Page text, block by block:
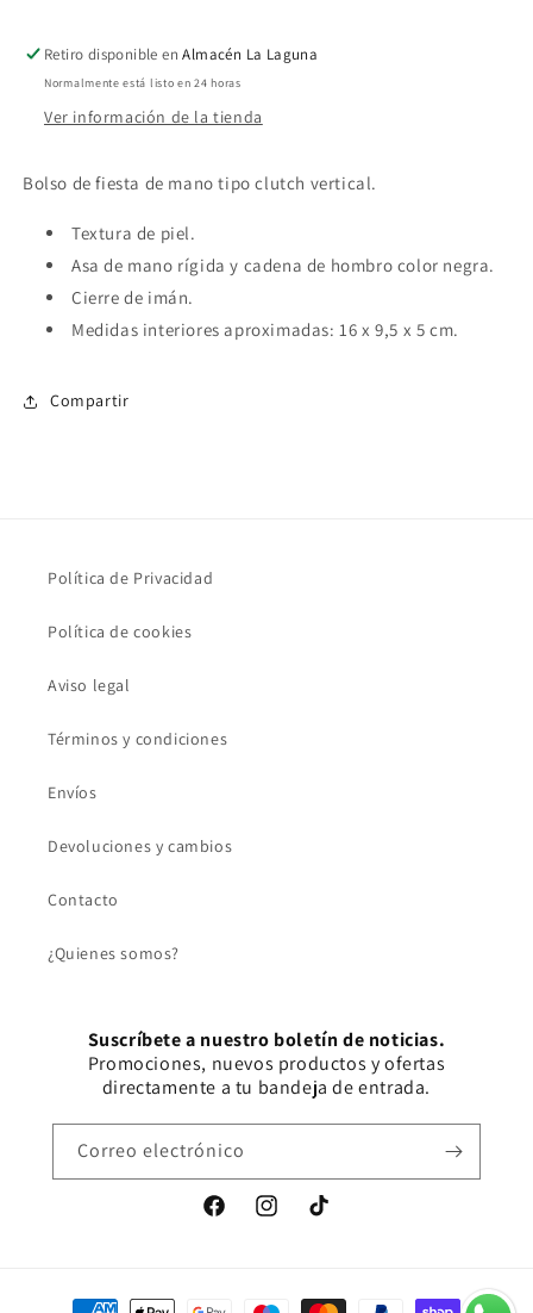
Retiro disponible enAlmacén La Laguna
Normalmente está listo en 24 horas
Ver información de la tienda
Bolso de fiesta de mano tipo clutch vertical.
Textura de piel.
Asa de mano rígida y cadena de hombro color negra.
Cierre de imán.
Medidas interiores aproximadas: 16 x 9,5 x 5 cm.
Compartir
Política de Privacidad
Política de cookies
Aviso legal
Términos y condiciones
Envíos
Devoluciones y cambios
Contacto
¿Quienes somos?
Suscríbete a nuestro boletín de noticias.
Promociones, nuevos productos y ofertas
directamente a tu bandeja de entrada.
Correo electrónico
FacebookInstagramTikTok
Formas